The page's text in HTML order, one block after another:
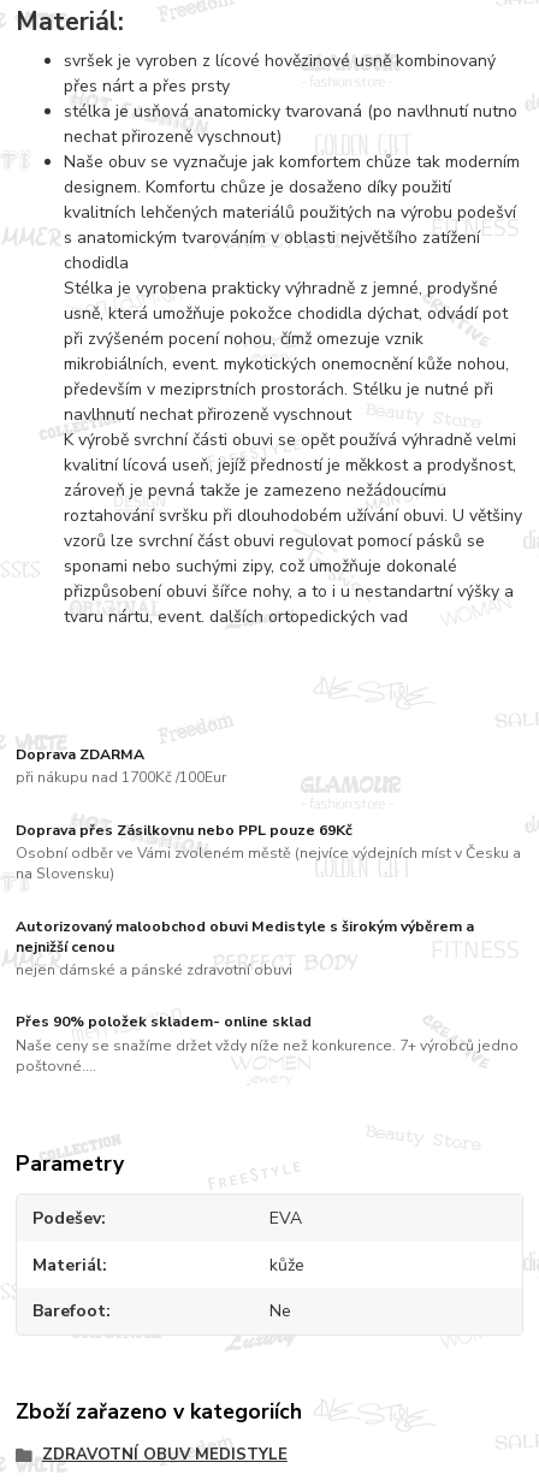
Doprava ZDARMA
při nákupu nad 1700Kč /100Eur
Doprava přes Zásilkovnu nebo PPL pouze 69Kč
Osobní odběr ve Vámi zvoleném městě (nejvíce výdejních míst v Česku a
na Slovensku)
Autorizovaný maloobchod obuvi Medistyle s širokým výběrem a
nejnižší cenou
nejen dámské a pánské zdravotní obuvi
Přes 90% položek skladem- online sklad
Naše ceny se snažíme držet vždy níže než konkurence. 7+ výrobců jedno
poštovné....
Materiál:
svršek je vyroben z lícové hovězinové usně kombinovaný
přes nárt a přes prsty
stélka je usňová anatomicky tvarovaná (po navlhnutí nutno
nechat přirozeně vyschnout)
Naše obuv se vyznačuje jak komfortem chůze tak moderním
designem. Komfortu chůze je dosaženo díky použití
kvalitních lehčených materiálů použitých na výrobu podešví
s anatomickým tvarováním v oblasti největšího zatížení
chodidla
Stélka je vyrobena prakticky výhradně z jemné, prodyšné
usně, která umožňuje pokožce chodidla dýchat, odvádí pot
při zvýšeném pocení nohou, čímž omezuje vznik
mikrobiálních, event. mykotických onemocnění kůže nohou,
především v meziprstních prostorách. Stélku je nutné při
navlhnutí nechat přirozeně vyschnout
K výrobě svrchní části obuvi se opět používá výhradně velmi
kvalitní lícová useň, jejíž předností je měkkost a prodyšnost,
zároveň je pevná takže je zamezeno nežádoucímu
roztahování svršku při dlouhodobém užívání obuvi. U většiny
vzorů lze svrchní část obuvi regulovat pomocí pásků se
sponami nebo suchými zipy, což umožňuje dokonalé
přizpůsobení obuvi šířce nohy, a to i u nestandartní výšky a
tvaru nártu, event. dalších ortopedických vad
Parametry
Podešev EVA
Materiál kůže
Barefoot Ne
Zboží zařazeno v kategoriích
ZDRAVOTNÍ OBUV MEDISTYLE